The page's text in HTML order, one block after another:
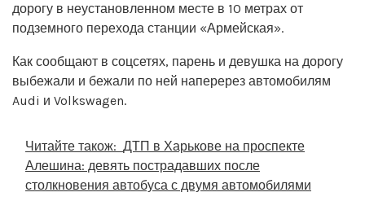
дорогу в неустановленном месте в 10 метрах от
подземного перехода станции «Армейская».
Как сообщают в соцсетях, парень и девушка на дорогу
выбежали и бежали по ней наперерез автомобилям
Audi и Volkswagen.
Читайте також: ДТП в Харькове на проспекте
Алешина: девять пострадавших после
столкновения автобуса с двумя автомобилями